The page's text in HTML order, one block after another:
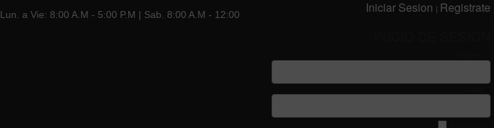
Lun. a Vie: 8:00 A.M - 5:00 P.M | Sab. 8:00 A.M - 12:00
Iniciar Sesion | Registrate